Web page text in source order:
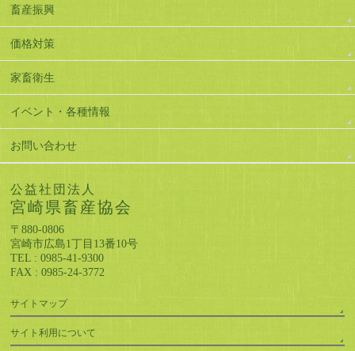
畜産振興
価格対策
家畜衛生
イベント・各種情報
お問い合わせ
公益社団法人
宮崎県畜産協会
〒880-0806
宮崎市広島1丁目13番10号
TEL : 0985-41-9300
FAX : 0985-24-3772
サイトマップ
サイト利用について